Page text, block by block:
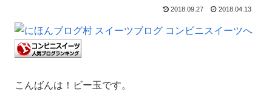
2018.09.27 2018.04.13
こんばんは！ビー玉です。